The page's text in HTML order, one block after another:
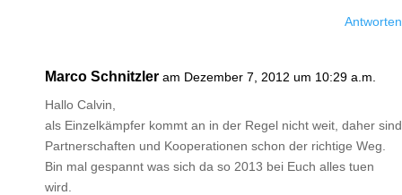
Antworten
Marco Schnitzler am Dezember 7, 2012 um 10:29 a.m.
Hallo Calvin,
als Einzelkämpfer kommt an in der Regel nicht weit, daher sind
Partnerschaften und Kooperationen schon der richtige Weg.
Bin mal gespannt was sich da so 2013 bei Euch alles tuen
wird.